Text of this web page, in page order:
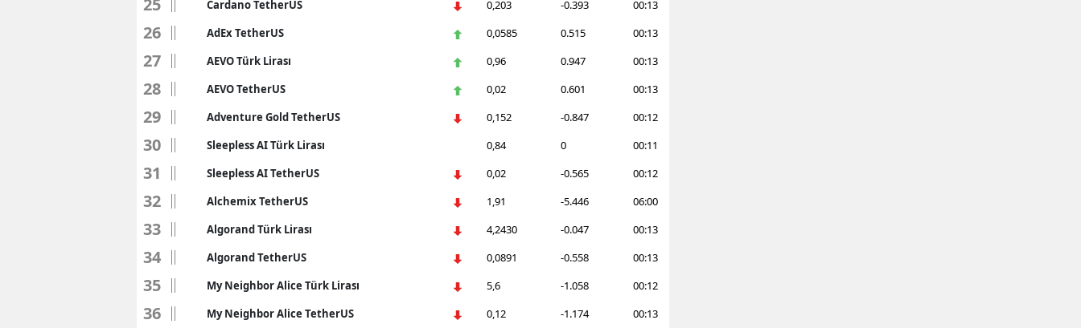
Hatay
Isparta
Mersin
Kastamonu
Kayseri
Kırklareli
25 Cardano TetherUS 0,203 -0.393 00:13
26 AdEx TetherUS 0,0585 0.515 00:13
27 AEVO Türk Lirası 0,96 0.947 00:13
28 AEVO TetherUS 0,02 0.601 00:13
29 Adventure Gold TetherUS 0,152 -0.847 00:12
30 Sleepless AI Türk Lirası 0,84 0 00:11
31 Sleepless AI TetherUS 0,02 -0.565 00:12
32 Alchemix TetherUS 1,91 -5.446 06:00
33 Algorand Türk Lirası 4,2430 -0.047 00:13
34 Algorand TetherUS 0,0891 -0.558 00:13
35 My Neighbor Alice Türk Lirası 5,6 -1.058 00:12
36 My Neighbor Alice TetherUS 0,12 -1.174 00:13